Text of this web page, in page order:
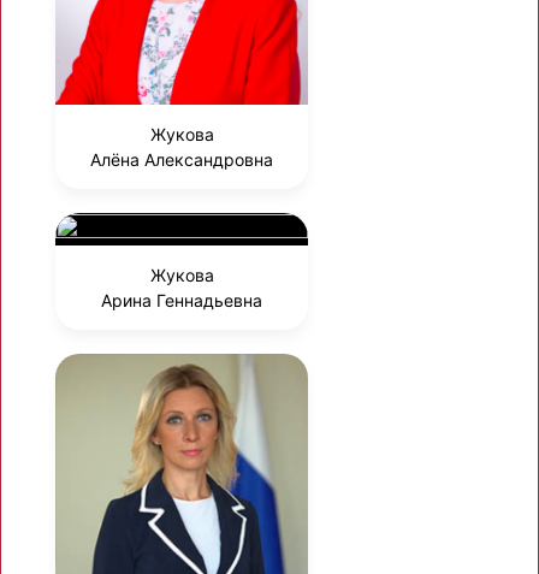
Жукова
Алёна Александровна
Жукова
Арина Геннадьевна